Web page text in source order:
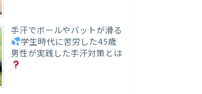
手汗でボールやバットが滑る
学生時代に苦労した45歳
男性が実践した手汗対策とは